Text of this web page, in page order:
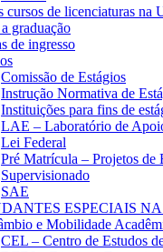
cursos de licenciaturas
graduação
de ingresso
Comissão de Estágios
Instrução Normativa de
Instituições para fins de
LAE – Laboratório de
Lei Federal
Pré Matrícula – Projetos de
Supervisionado
SAE
ESPECIAIS
e Mobilidade
CEL – Centro de Estudos